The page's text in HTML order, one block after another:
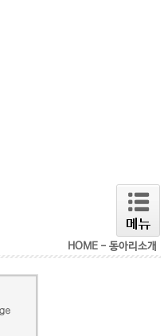
HOME - 동아리소개